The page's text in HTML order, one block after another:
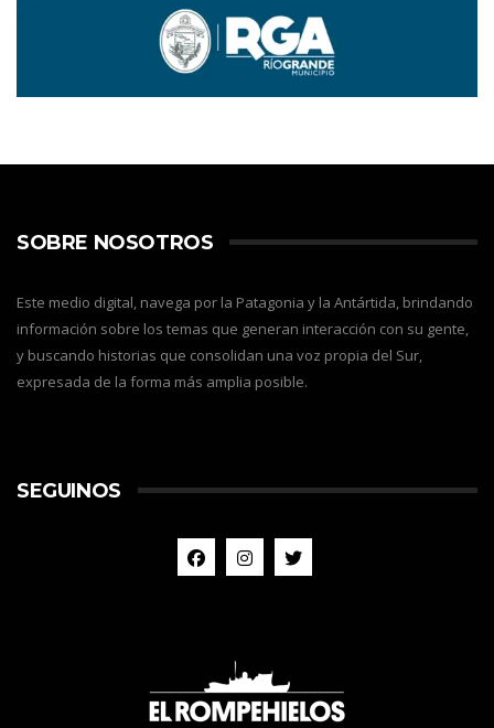
SOBRE NOSOTROS
Este medio digital, navega por la Patagonia y la Antártida, brindando
información sobre los temas que generan interacción con su gente,
y buscando historias que consolidan una voz propia del Sur,
expresada de la forma más amplia posible.
SEGUINOS